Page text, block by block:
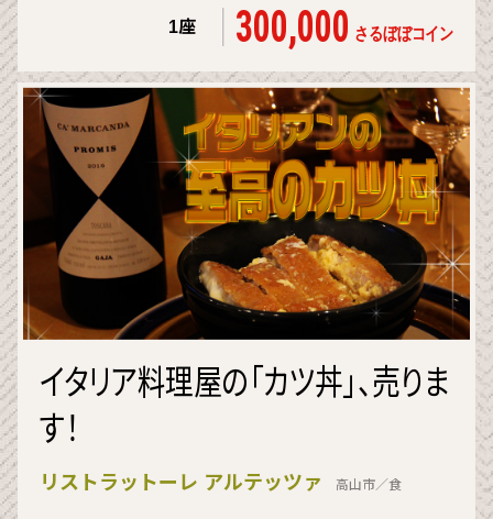
1座 300,000 さるぼぼコイン
イタリア料理屋の「カツ丼」、売りま
す！
リストラットーレ アルテッツァ 高山市／食